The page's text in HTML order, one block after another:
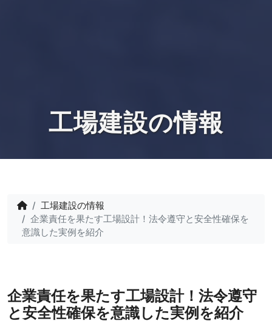
工場建設の情報
工場建設の情報
企業責任を果たす工場設計！法令遵守と安全性確保を
意識した実例を紹介
企業責任を果たす工場設計！法令遵守
と安全性確保を意識した実例を紹介